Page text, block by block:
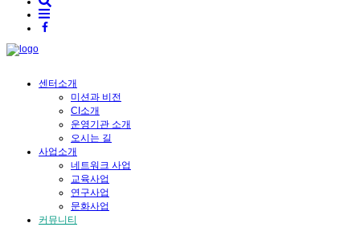
센터소개
미션과 비전
CI소개
운영기관 소개
오시는 길
사업소개
네트워크 사업
교육사업
연구사업
문화사업
커뮤니티